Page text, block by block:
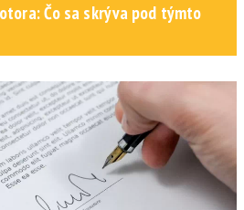
Čo sa skrýva pod týmto